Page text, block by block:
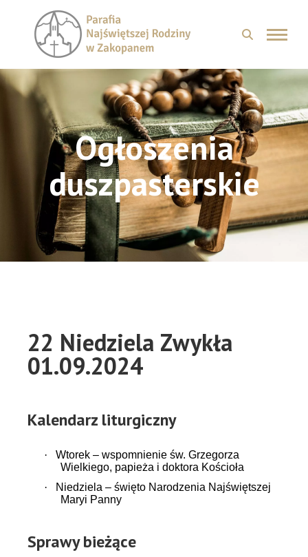
Ogłoszenia
duszpasterskie
22 Niedziela Zwykła
01.09.2024
Kalendarz liturgiczny
·
Wtorek – wspomnienie św. Grzegorza
Wielkiego, papieża i doktora Kościoła
·
Niedziela – święto Narodzenia Najświętszej
Maryi Panny
Sprawy bieżące